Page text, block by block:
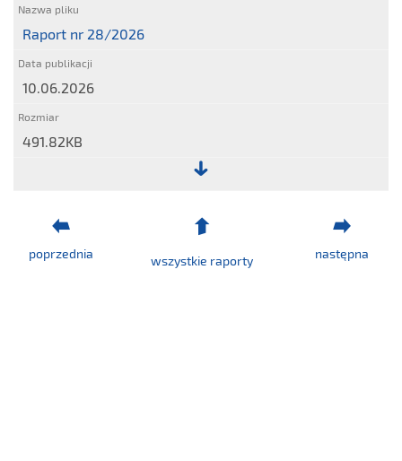
Raport nr 28/2026
10.06.2026
491.82KB
Raport
28/2026
poprzednia wszystkie raporty następna